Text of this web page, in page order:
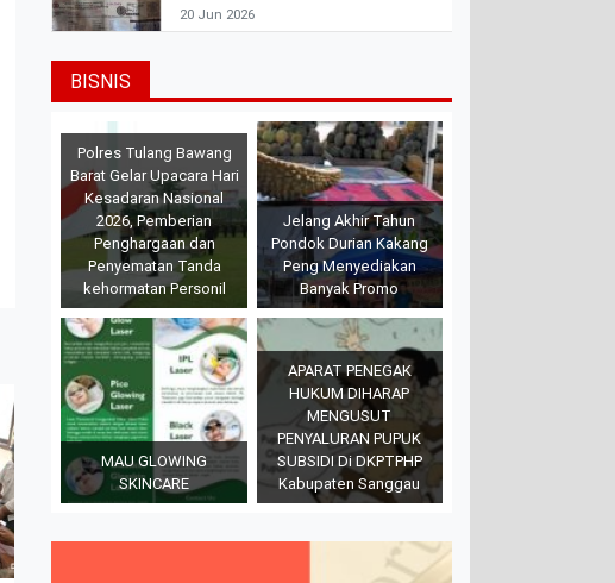
20 Jun 2026
BISNIS
Polres Tulang Bawang
Barat Gelar Upacara Hari
Kesadaran Nasional
2026, Pemberian
Penghargaan dan
Penyematan Tanda
kehormatan Personil
Jelang Akhir Tahun
Pondok Durian Kakang
Peng Menyediakan
Banyak Promo
MAU GLOWING
SKINCARE
APARAT PENEGAK
HUKUM DIHARAP
MENGUSUT
PENYALURAN PUPUK
SUBSIDI Di DKPTPHP
Kabupaten Sanggau